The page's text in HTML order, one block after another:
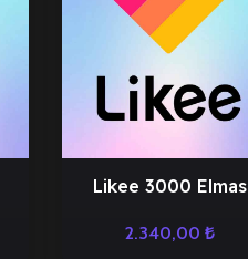
Likee 3000 Elmas
2.340,00 ₺